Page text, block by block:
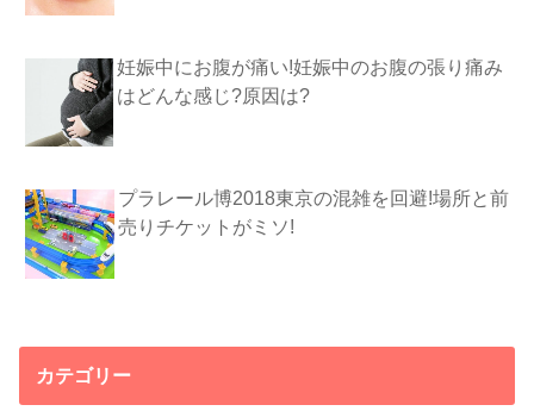
妊娠中にお腹が痛い!妊娠中のお腹の張り痛み
はどんな感じ?原因は?
プラレール博2018東京の混雑を回避!場所と前
売りチケットがミソ!
カテゴリー